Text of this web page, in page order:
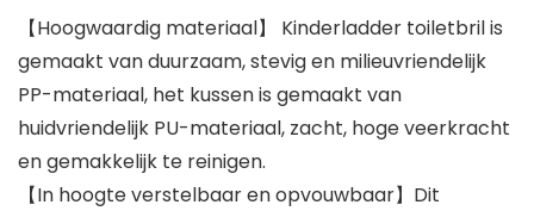
【Hoogwaardig materiaal】 Kinderladder toiletbril is
gemaakt van duurzaam, stevig en milieuvriendelijk
PP-materiaal, het kussen is gemaakt van
huidvriendelijk PU-materiaal, zacht, hoge veerkracht
en gemakkelijk te reinigen.
【In hoogte verstelbaar en opvouwbaar】Dit